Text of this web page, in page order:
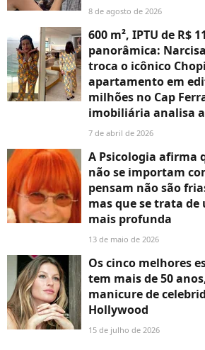
8 de agosto de 2026
600 m², IPTU de R$
panorâmica:
troca o icônico
apartamento em
milhões no Cap
imobiliária analisa
7 de abril de 2026
A Psicologia afirma
não se importam
pensam não são
mas que se trata
mais profunda
13 de maio de 2026
Os cinco melhores
tem mais de 50
manicure de
Hollywood
15 de julho de 2026